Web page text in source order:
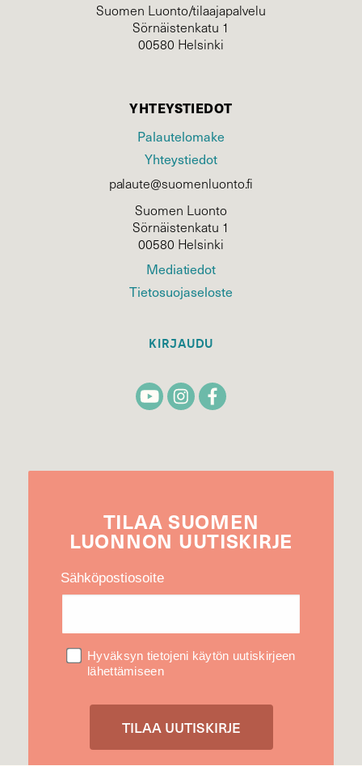
Suomen Luonto/tilaajapalvelu
Sörnäistenkatu 1
00580 Helsinki
YHTEYSTIEDOT
Palautelomake
Yhteystiedot
palaute@suomenluonto.fi
Suomen Luonto
Sörnäistenkatu 1
00580 Helsinki
Mediatiedot
Tietosuojaseloste
KIRJAUDU
TILAA SUOMEN
LUONNON UUTIS­KIRJE
Sähköpostiosoite
Hyväksyn tietojeni käytön uutiskirjeen
lähettämiseen